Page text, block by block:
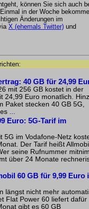
können Sie sich auch
in der Woche
Änderungen im
X (ehemals Twitter) und
40 GB für 24,99
mit 256 GB kostet in der
24,99 Euro monatlich.
Paket stecken 40 GB 5G,
...
Euro: 5G-Tarif im
5G im Vodafone-Netz
Der Tarif heißt
seine Rufnummer
über 24 Monate
60 GB für 9,99 Euro
längst nicht mehr
Flat Power 60 liefert dafür
gibt es 60 GB